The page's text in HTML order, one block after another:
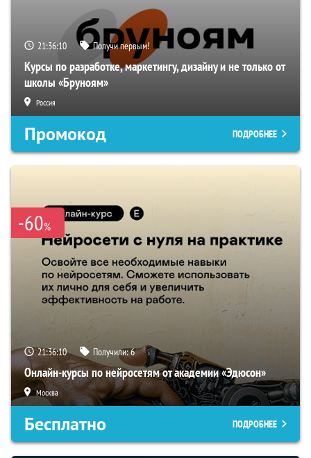
21:36:09 Получи первым!
Курсы по разработке, маркетингу, дизайну и не только от
школы «Бруноям»
Россия
Промокод ПОДРОБНЕЕ
-60%
21:36:09 Получили:6
Онлайн-курсы по нейросетям от академии «Эдюсон»
Москва
Бесплатно ПОДРОБНЕЕ